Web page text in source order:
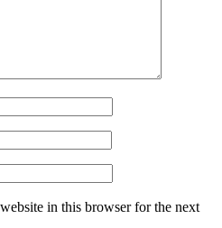
in this browser for the next